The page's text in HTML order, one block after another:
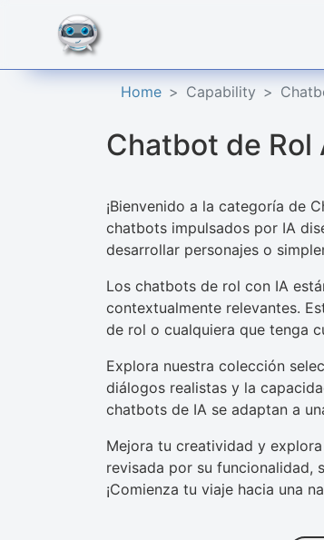
Home Capability
Chatbot de Rol
¡Bienvenido a la categoría de
chatbots impulsados por IA
desarrollar personajes o
Los chatbots de rol con IA
contextualmente relevantes.
de rol o cualquiera que tenga
Explora nuestra colección
diálogos realistas y la
chatbots de IA se adaptan a
Mejora tu creatividad y
revisada por su funcionalidad,
¡Comienza tu viaje hacia una